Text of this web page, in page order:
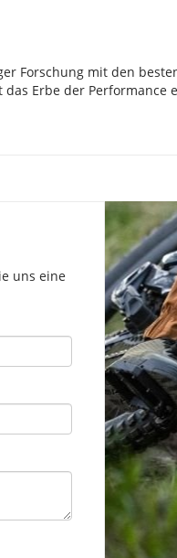
Forschung mit den
Erbe der Performance
uns eine